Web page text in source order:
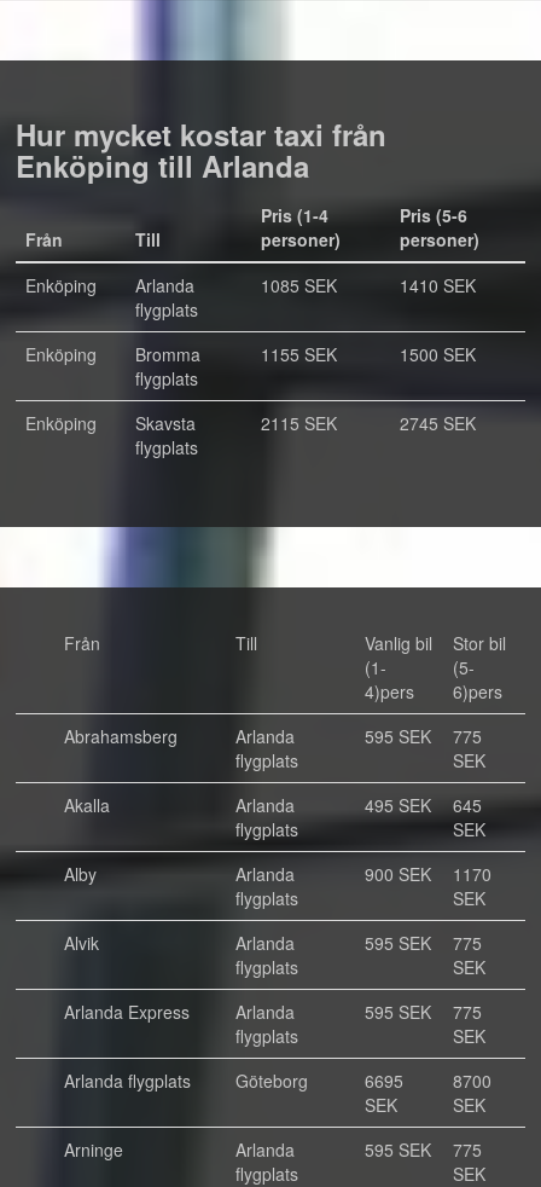
Hur mycket kostar taxi från
Enköping till Arlanda
Från Till
Pris (1-4
personer)
Pris (5-6
personer)
Enköping
Arlanda
flygplats
1085 SEK 1410 SEK
Enköping
Bromma
flygplats
1155 SEK 1500 SEK
Enköping
Skavsta
flygplats
2115 SEK 2745 SEK
Från Till
Vanlig bil
(1-
4)pers
Stor bil
(5-
6)pers
Abrahamsberg
Arlanda
flygplats
595 SEK
775
SEK
Akalla
Arlanda
flygplats
495 SEK
645
SEK
Alby
Arlanda
flygplats
900 SEK
1170
SEK
Alvik
Arlanda
flygplats
595 SEK
775
SEK
Arlanda Express
Arlanda
flygplats
595 SEK
775
SEK
Arlanda flygplats
Göteborg
6695
SEK
8700
SEK
Arninge
Arlanda
flygplats
595 SEK
775
SEK